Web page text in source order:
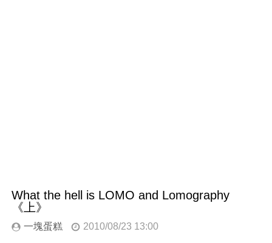
What the hell is LOMO and Lomography
《上》
一塊蛋糕 2010/08/23 13:00